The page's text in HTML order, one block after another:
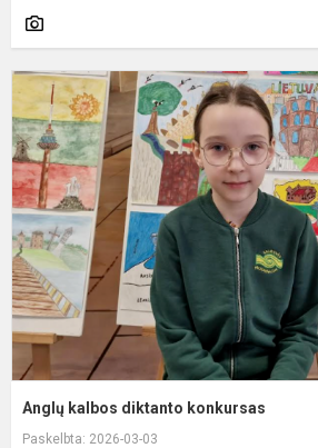
Anglų kalbos diktanto konkursas
Paskelbta: 2026-03-03